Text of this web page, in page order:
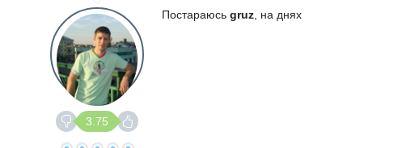
Постараюсь gruz , на днях
3.75